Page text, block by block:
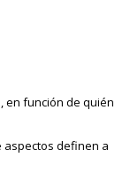
en función de quién
aspectos definen a